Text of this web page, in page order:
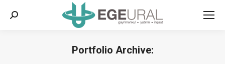
Поиск
Portfolio Archive: